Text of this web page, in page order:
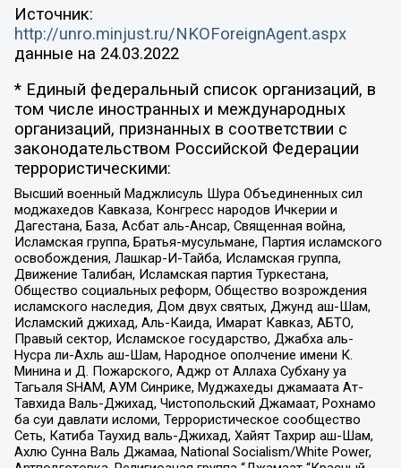
Источник:
http://unro.minjust.ru/NKOForeignAgent.aspx
данные на 24.03.2022
* Единый федеральный список организаций, в
том числе иностранных и международных
организаций, признанных в соответствии с
законодательством Российской Федерации
террористическими:
Высший военный Маджлисуль Шура Объединенных сил
моджахедов Кавказа, Конгресс народов Ичкерии и
Дагестана, База, Асбат аль-Ансар, Священная война,
Исламская группа, Братья-мусульмане, Партия исламского
освобождения, Лашкар-И-Тайба, Исламская группа,
Движение Талибан, Исламская партия Туркестана,
Общество социальных реформ, Общество возрождения
исламского наследия, Дом двух святых, Джунд аш-Шам,
Исламский джихад, Аль-Каида, Имарат Кавказ, АБТО,
Правый сектор, Исламское государство, Джабха аль-
Нусра ли-Ахль аш-Шам, Народное ополчение имени К.
Минина и Д. Пожарского, Аджр от Аллаха Субхану уа
Тагьаля SHAM, АУМ Синрике, Муджахеды джамаата Ат-
Тавхида Валь-Джихад, Чистопольский Джамаат, Рохнамо
ба суи давлати исломи, Террористическое сообщество
Сеть, Катиба Таухид валь-Джихад, Хайят Тахрир аш-Шам,
Ахлю Сунна Валь Джамаа, National Socialism/White Power,